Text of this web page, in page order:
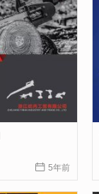
 5年前